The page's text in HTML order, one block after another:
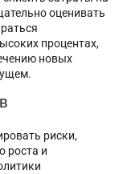
оценивать
процентах,
новых
риски,
роста и